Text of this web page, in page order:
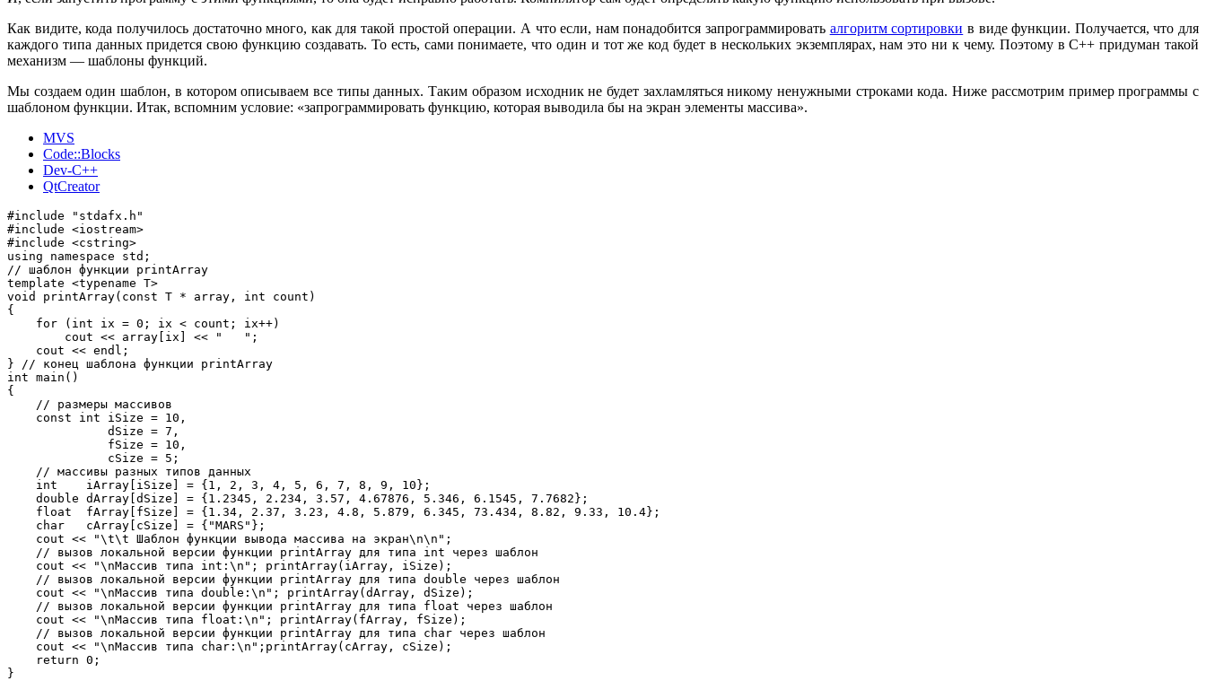
Как видите, кода получилось достаточно много, как для такой простой операции. А что если, нам понадобится запрограммировать алгоритм сортировки в виде функции. Получается, что для
каждого типа данных придется свою функцию создавать. То есть, сами понимаете, что один и тот же код будет в нескольких экземплярах, нам это ни к чему. Поэтому в С++ придуман такой
механизм — шаблоны функций.
Мы создаем один шаблон, в котором описываем все типы данных. Таким образом исходник не будет захламляться никому ненужными строками кода. Ниже рассмотрим пример программы с
шаблоном функции. Итак, вспомним условие: «запрограммировать функцию, которая выводила бы на экран элементы массива».
MVS
Code::Blocks
Dev-C++
QtCreator
#include "stdafx.h"
#include <iostream>
#include <cstring>
using namespace std;
// шаблон функции printArray
template <typename T>
void printArray(const T * array, int count)
{
    for (int ix = 0; ix < count; ix++)
        cout << array[ix] << "   ";
    cout << endl;
} // конец шаблона функции printArray
int main()
{
    // размеры массивов
    const int iSize = 10,
              dSize = 7,
              fSize = 10,
              cSize = 5;
    // массивы разных типов данных
    int    iArray[iSize] = {1, 2, 3, 4, 5, 6, 7, 8, 9, 10};
    double dArray[dSize] = {1.2345, 2.234, 3.57, 4.67876, 5.346, 6.1545, 7.7682};
    float  fArray[fSize] = {1.34, 2.37, 3.23, 4.8, 5.879, 6.345, 73.434, 8.82, 9.33, 10.4};
    char   cArray[cSize] = {"MARS"};
    cout << "\t\t Шаблон функции вывода массива на экран\n\n";
    // вызов локальной версии функции printArray для типа int через шаблон
    cout << "\nМассив типа int:\n"; printArray(iArray, iSize);
    // вызов локальной версии функции printArray для типа double через шаблон
    cout << "\nМассив типа double:\n"; printArray(dArray, dSize);
    // вызов локальной версии функции printArray для типа float через шаблон
    cout << "\nМассив типа float:\n"; printArray(fArray, fSize);
    // вызов локальной версии функции printArray для типа char через шаблон
    cout << "\nМассив типа char:\n";printArray(cArray, cSize);
    return 0;
}